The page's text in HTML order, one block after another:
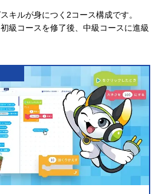
キルが身につく2コース構成です。
級コースを修了後、中級コースに進級